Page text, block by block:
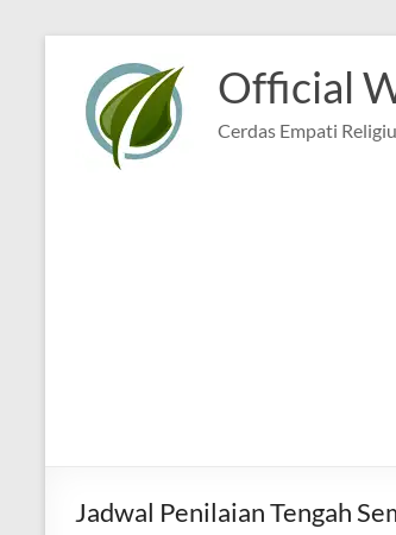
content
Official
Cerdas Empati
Jadwal Penilaian Tengah